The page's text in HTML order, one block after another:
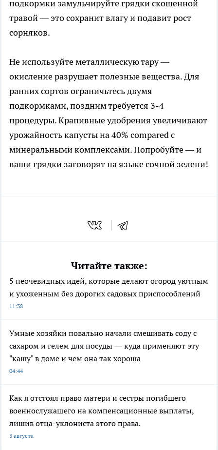
подкормки замульчируйте грядки скошенной
травой — это сохранит влагу и подавит рост
сорняков.
Не используйте металлическую тару —
окисление разрушает полезные вещества. Для
ранних сортов ограничьтесь двумя
подкормками, поздним требуется 3-4
процедуры. Крапивные удобрения увеличивают
урожайность капусты на 40% compared с
минеральными комплексами. Попробуйте — и
ваши грядки заговорят на языке сочной зелени!
Читайте также:
5 неочевидных идей, которые делают огород уютным
и ухоженным без дорогих садовых приспособлений
11:38
Умные хозяйки повально начали смешивать соду с
сахаром и гелем для посуды — куда применяют эту
"кашу" в доме и чем она так хороша
04:44
Как я отстоял право матери и сестры погибшего
военнослужащего на компенсационные выплаты,
лишив отца-уклониста этого права.
3 августа